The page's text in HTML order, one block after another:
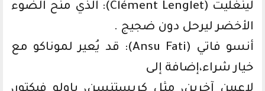
لينغليت (Clément Lenglet): الذي منح الضوء
الأخضر ليرحل دون ضجيج .
أنسو فاتي (Ansu Fati): قد يُعير لموناكو مع
خيار شراء،إضافة إلى